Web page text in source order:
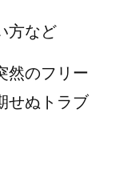
方など
然のフリー
せぬトラブ